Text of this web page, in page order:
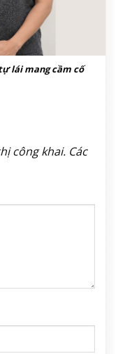
lái mang cầm cố
công khai. Các